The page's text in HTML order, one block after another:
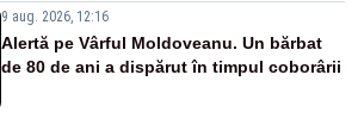
9 aug. 2026, 12:16
Alertă pe Vârful Moldoveanu. Un bărbat
de 80 de ani a dispărut în timpul coborârii